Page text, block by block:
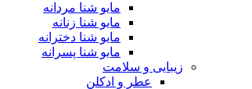
مایو شنا مردانه
مایو شنا زنانه
مایو شنا دخترانه
مایو شنا پسرانه
زیبایی و سلامت
عطر و ادکلن